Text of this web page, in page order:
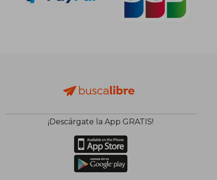
¡Descárgate la App GRATIS!